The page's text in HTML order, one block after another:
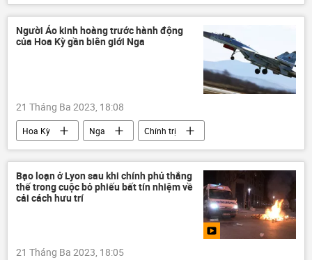
Quan điểm-Ý kiến
Nga
Thế giới
Kinh tế
"Rostec" trực thăng
Người Áo kinh hoàng trước hành động
của Hoa Kỳ gần biên giới Nga
21 Tháng Ba 2023, 18:08
Hoa Kỳ Nga
Chính trị
xung đột
Quân sự Thế giới
Bạo loạn ở Lyon sau khi chính phủ thắng
thế trong cuộc bỏ phiếu bất tín nhiệm về
cải cách hưu trí
21 Tháng Ba 2023, 18:05